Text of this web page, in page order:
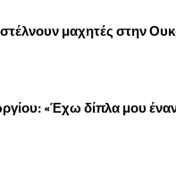
μαχητές στην
«Έχω δίπλα μου